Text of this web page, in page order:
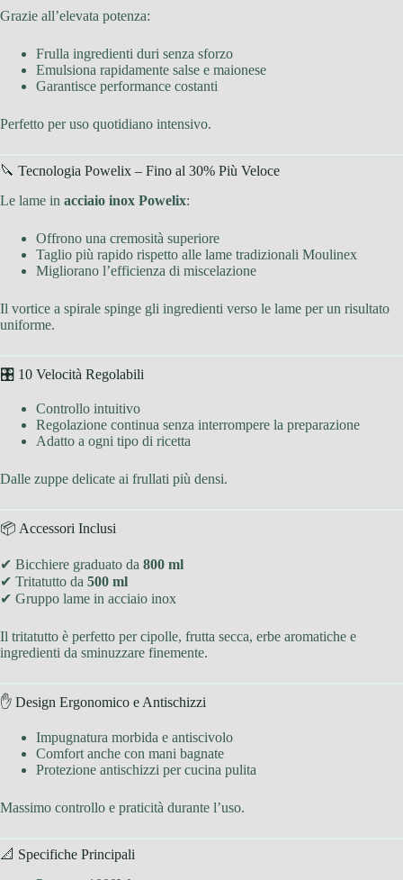
Grazie all’elevata potenza:
Frulla ingredienti duri senza sforzo
Emulsiona rapidamente salse e maionese
Garantisce performance costanti
Perfetto per uso quotidiano intensivo.
🔪 Tecnologia Powelix – Fino al 30% Più Veloce
Le lame in acciaio inox Powelix:
Offrono una cremosità superiore
Taglio più rapido rispetto alle lame tradizionali Moulinex
Migliorano l’efficienza di miscelazione
Il vortice a spirale spinge gli ingredienti verso le lame per un risultato
uniforme.
🎛 10 Velocità Regolabili
Controllo intuitivo
Regolazione continua senza interrompere la preparazione
Adatto a ogni tipo di ricetta
Dalle zuppe delicate ai frullati più densi.
📦 Accessori Inclusi
✔ Bicchiere graduato da 800 ml
✔ Tritatutto da 500 ml
✔ Gruppo lame in acciaio inox
Il tritatutto è perfetto per cipolle, frutta secca, erbe aromatiche e
ingredienti da sminuzzare finemente.
✋ Design Ergonomico e Antischizzi
Impugnatura morbida e antiscivolo
Comfort anche con mani bagnate
Protezione antischizzi per cucina pulita
Massimo controllo e praticità durante l’uso.
📐 Specifiche Principali